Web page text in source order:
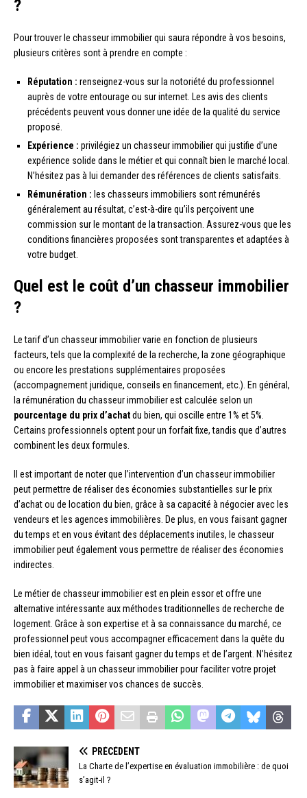
?
Pour trouver le chasseur immobilier qui saura répondre à vos besoins,
plusieurs critères sont à prendre en compte :
Réputation : renseignez-vous sur la notoriété du professionnel
auprès de votre entourage ou sur internet. Les avis des clients
précédents peuvent vous donner une idée de la qualité du service
proposé.
Expérience : privilégiez un chasseur immobilier qui justifie d’une
expérience solide dans le métier et qui connaît bien le marché local.
N’hésitez pas à lui demander des références de clients satisfaits.
Rémunération : les chasseurs immobiliers sont rémunérés
généralement au résultat, c’est-à-dire qu’ils perçoivent une
commission sur le montant de la transaction. Assurez-vous que les
conditions financières proposées sont transparentes et adaptées à
votre budget.
Quel est le coût d’un chasseur immobilier
?
Le tarif d’un chasseur immobilier varie en fonction de plusieurs
facteurs, tels que la complexité de la recherche, la zone géographique
ou encore les prestations supplémentaires proposées
(accompagnement juridique, conseils en financement, etc.). En général,
la rémunération du chasseur immobilier est calculée selon un
pourcentage du prix d’achatdu bien, qui oscille entre 1% et 5%.
Certains professionnels optent pour un forfait fixe, tandis que d’autres
combinent les deux formules.
Il est important de noter que l’intervention d’un chasseur immobilier
peut permettre de réaliser des économies substantielles sur le prix
d’achat ou de location du bien, grâce à sa capacité à négocier avec les
vendeurs et les agences immobilières. De plus, en vous faisant gagner
du temps et en vous évitant des déplacements inutiles, le chasseur
immobilier peut également vous permettre de réaliser des économies
indirectes.
Le métier de chasseur immobilier est en plein essor et offre une
alternative intéressante aux méthodes traditionnelles de recherche de
logement. Grâce à son expertise et à sa connaissance du marché, ce
professionnel peut vous accompagner efficacement dans la quête du
bien idéal, tout en vous faisant gagner du temps et de l’argent. N’hésitez
pas à faire appel à un chasseur immobilier pour faciliter votre projet
immobilier et maximiser vos chances de succès.
PRÉCÉDENT
La Charte de l’expertise en évaluation immobilière : de quoi
s’agit-il ?